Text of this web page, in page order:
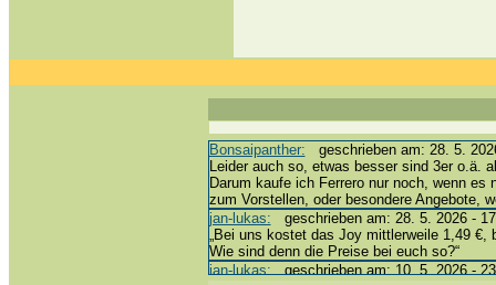
Bonsaipanther: geschrieben am: 28. 5.
Leider auch so, etwas besser sind 3er o.ä.
Darum kaufe ich Ferrero nur noch, wenn es
zum Vorstellen, oder besondere Angebote,
jan-lukas: geschrieben am: 28. 5. 2026 -
„Bei uns kostet das Joy mittlerweile 1,49 €,
Wie sind denn die Preise bei euch so?“
jan-lukas:geschrieben am: 10. 5. 2026 -